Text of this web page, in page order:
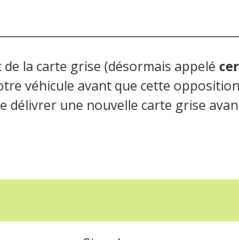
la carte grise (désormais appelé
véhicule avant que cette
délivrer une nouvelle carte grise